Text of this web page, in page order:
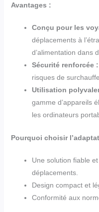
Avantages :
Conçu pour les
déplacements à
d’alimentation dans
Sécurité renforcée :
risques de
Utilisation
gamme d’appareils
les ordinateurs
Pourquoi choisir
Une solution fiable
déplacements.
Design compact et
Conformité aux